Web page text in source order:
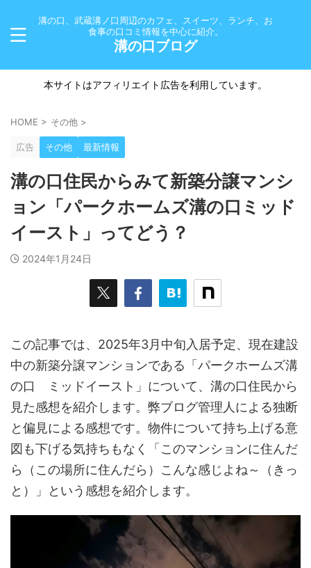
溝の口、武蔵溝ノ口周辺のカフェ、スイーツ、ランチ、お
食事の口コミ情報を中心に紹介。
溝の口ブログ
本サイトはアフィリエイト広告を利用しています。
HOME > その他 >
広告 その他 最新情報
溝の口住民からみて新築分譲マンシ
ョン「パークホームズ溝の口ミッド
イースト」ってどう？
2024年1月24日
この記事では、2025年3月中旬入居予定、現在建設
中の新築分譲マンションである「パークホームズ溝
の口 ミッドイースト」について、溝の口住民から
見た感想を紹介します。弊ブログ管理人による独断
と偏見による感想です。物件について持ち上げる意
図も下げる気持ちもなく「このマンションに住んだ
ら（この場所に住んだら）こんな感じよね～（きっ
と）」という感想を紹介します。